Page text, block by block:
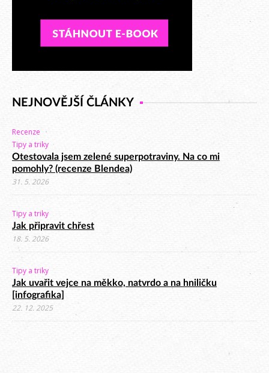
NEJNOVĚJŠÍ ČLÁNKY
Recenze
Tipy a triky
Otestovala jsem zelené superpotraviny. Na co mi
pomohly? (recenze Blendea)
31. 5. 2026
Tipy a triky
Jak připravit chřest
18. 5. 2026
Tipy a triky
Jak uvařit vejce na měkko, natvrdo a na hniličku
[infografika]
22. 12. 2025